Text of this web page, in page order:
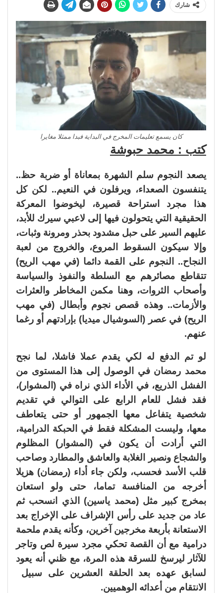
شارك
كان يسمع تعليمات المخرج في البداية فبدا ممثلا مغايرا
كتب : محمد حبوشة
يصعد النجوم سلم الشهرة بمعاناة أو ضربة حظ..
يتنفسون الصعداء، ويرفلون في النعيم.. لكن كل
هذا مجرد استراحة قصيرة، ليخوضوا المعركة
الحقيقية التي يتحولون فيها إلى لاعبي سيرك للأبد،
عليهم السير على حبل مشدود بحذر ومرونة وثبات،
وإلا سيكون السقوط المروع، والخروج من لعبة
النجاح.. النجوم على القمة دائما (في مهب الريح)
تتقاطع مصائرهم مع السلطة والنفوذ والسياسة
وأصحاب الثروات، وهنا مكمن المخاطر والعثرات
والأزمات.. وهذه قصص نجوم وأبطال (في مهب
الريح) في عصر (السوشيال ميديا) بإرادتهم أو رغما
عنهم.
لو تم الدفع له لكي يقدم عملا فاشلا، لما نجح
محمد رمضان في الوصول إلى هذا المستوى من
الفشل الذريع، في الأداء الذي نراه في (المشوار)،
فقد فشل للعام الرابع على التوالي في تقديم
شخصية يتفاعل معها الجمهور أو حتى يتعاطف
معها، وليست المشكلة فقط في الحبكة الدرامية،
التي أرادت أن يكون في (المشوار) المظلوم
والشجاع ونصير الغلابة والعاشق والمطارد وصاحب
قلب الأسد فحسب، ولكن جاء أداء (رمضان) هزيلا
أخرجه من المنافسة تماما، حتى ولو استعان
بمخرج كبير مثل (محمد ياسين) الذي انسحب ثم
عاد من جديد على رأس الإشراف على الإخراج بعد
الاستعانة بأربعة مخرجين آخرين، وكأنه يقدم ملحمة
درامية مع أن القصة تحكي مجرد سيرة لص وتاجر
للآثار ليرسخ للسرقة هذه المرة، مع ظني أنه يعود
لسابق عهده بعد الحلقة العشرين على سبيل
الانتقام من أعدائه الوهميين.